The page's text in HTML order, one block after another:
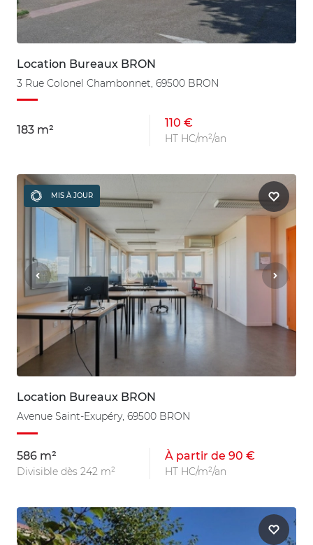
Location Bureaux BRON
3 Rue Colonel Chambonnet, 69500 BRON
183 m²
110 €
HT HC/m²/an
MIS À JOUR
Location Bureaux BRON
Avenue Saint-Exupéry, 69500 BRON
586 m²
Divisible dès 242 m²
À partir de 90 €
HT HC/m²/an